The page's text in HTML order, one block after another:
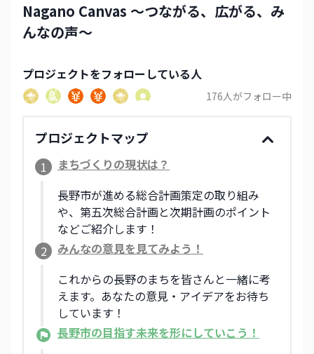
Nagano Canvas 〜つながる、広がる、み
んなの声〜
プロジェクトをフォローしている人
176人がフォロー中
プロジェクトマップ
1
まちづくりの現状は？
長野市が進める総合計画策定の取り組み
や、第五次総合計画と次期計画のポイント
などご紹介します！
2
みんなの意見を見てみよう！
これからの長野のまちを皆さんと一緒に考
えます。あなたの意見・アイデアをお待ち
しています！
長野市の目指す未来を形にしていこう！